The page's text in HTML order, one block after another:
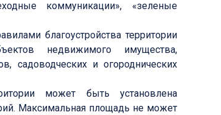
коммуникации», «зеленые
благоустройства территории
недвижимого имущества,
садоводческих и огороднических
может быть установлена
Максимальная площадь не может